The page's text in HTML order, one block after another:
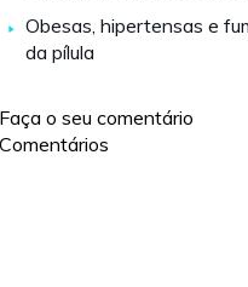
Obesas, hipertensas e
da pílula
Faça o seu comentário
Comentários